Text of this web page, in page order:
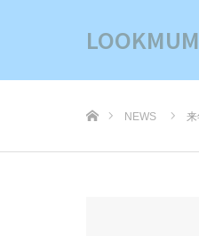
LOOKMUM
NEWS